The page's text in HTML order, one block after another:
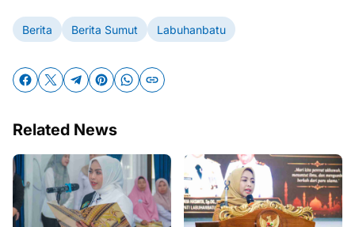
Berita Berita Sumut Labuhanbatu
Related News